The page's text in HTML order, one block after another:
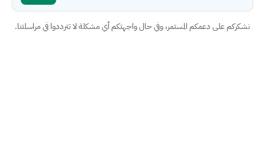
نشكركم على دعمكم المستمر، وفي حال واجهتكم أي مشكلة لا تترددوا في مراسلتنا.